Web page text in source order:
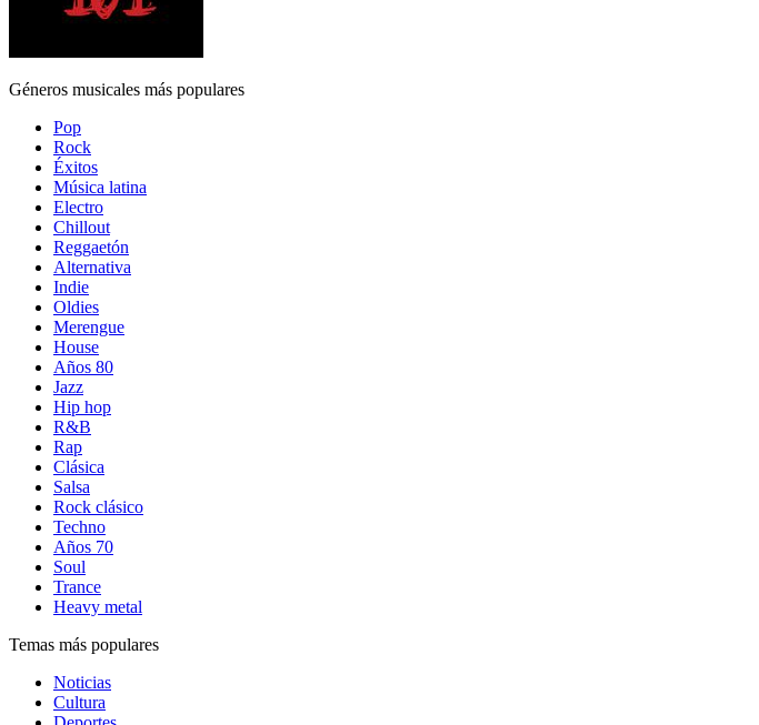
Géneros musicales más populares
Pop
Rock
Éxitos
Música latina
Electro
Chillout
Reggaetón
Alternativa
Indie
Oldies
Merengue
House
Años 80
Jazz
Hip hop
R&B
Rap
Clásica
Salsa
Rock clásico
Techno
Años 70
Soul
Trance
Heavy metal
Temas más populares
Noticias
Cultura